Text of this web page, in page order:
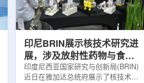
域里程碑式突破。68Ga-NYM096是
一款特异性结合CAⅨ的肾癌小分子
诊断核药，适用于疑似或确认转移性
印尼BRIN展示核技术研究进
展，涉及放射性药物与食品
辐照应用
印度尼西亚国家研究与创新局(BRIN)
近日在雅加达总统府展示了核技术研